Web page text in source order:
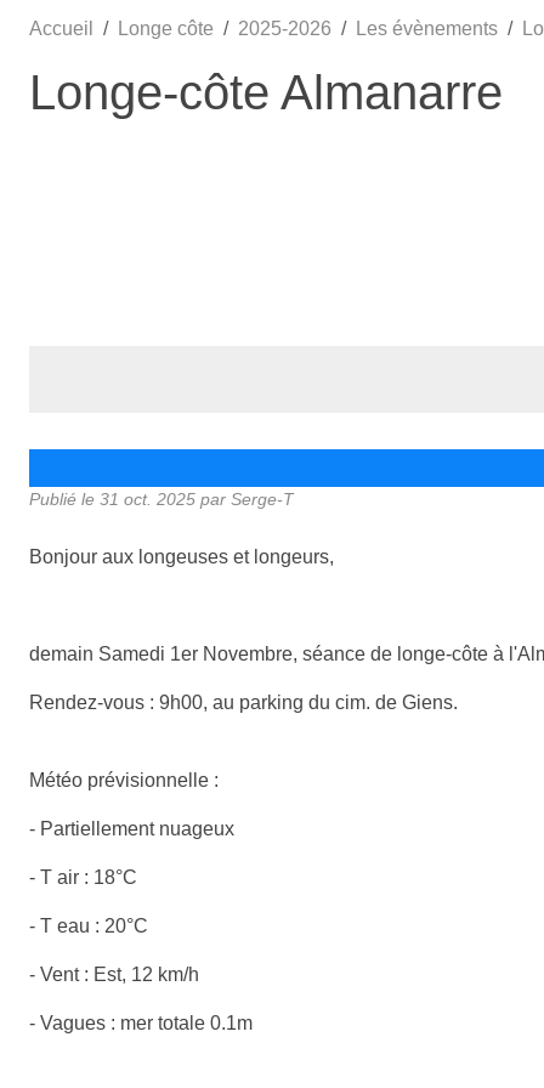
Accueil Longe côte 2025-2026 Les évènements
Longe-côte Almanarre
Publié le 31 oct. 2025 par Serge-T
Bonjour aux longeuses et longeurs,
demain Samedi 1er Novembre, séance de longe-côte à
Rendez-vous : 9h00, au parking du cim. de Giens.
Météo prévisionnelle :
- Partiellement nuageux
- T air : 18°C
- T eau : 20°C
- Vent : Est, 12 km/h
- Vagues : mer totale 0.1m